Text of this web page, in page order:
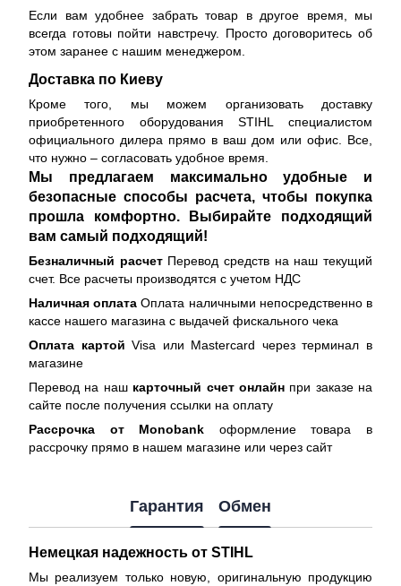
Если вам удобнее забрать товар в другое время, мы
всегда готовы пойти навстречу. Просто договоритесь об
этом заранее с нашим менеджером.
Доставка по Киеву
Кроме того, мы можем организовать доставку
приобретенного оборудования STIHL специалистом
официального дилера прямо в ваш дом или офис. Все,
что нужно – согласовать удобное время.
Мы предлагаем максимально удобные и
безопасные способы расчета, чтобы покупка
прошла комфортно. Выбирайте подходящий
вам самый подходящий!
Безналичный расчетПеревод средств на наш текущий
счет. Все расчеты производятся с учетом НДС
Наличная оплата Оплата наличными непосредственно в
кассе нашего магазина с выдачей фискального чека
Оплата картой Visa или Mastercard через терминал в
магазине
Перевод на наш карточный счет онлайнпри заказе на
сайте после получения ссылки на оплату
Рассрочка от Monobank оформление товара в
рассрочку прямо в нашем магазине или через сайт
Гарантия Обмен
Немецкая надежность от STIHL
Мы реализуем только новую, оригинальную продукцию